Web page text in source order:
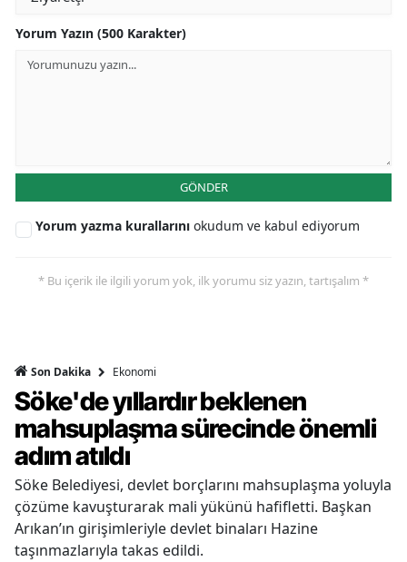
Yorum Yazın (500 Karakter)
GÖNDER
Yorum yazma kurallarını okudum ve kabul ediyorum
* Bu içerik ile ilgili yorum yok, ilk yorumu siz yazın, tartışalım *
Son Dakika Ekonomi
Söke'de yıllardır beklenen
mahsuplaşma sürecinde önemli
adım atıldı
Söke Belediyesi, devlet borçlarını mahsuplaşma yoluyla
çözüme kavuşturarak mali yükünü hafifletti. Başkan
Arıkan’ın girişimleriyle devlet binaları Hazine
taşınmazlarıyla takas edildi.